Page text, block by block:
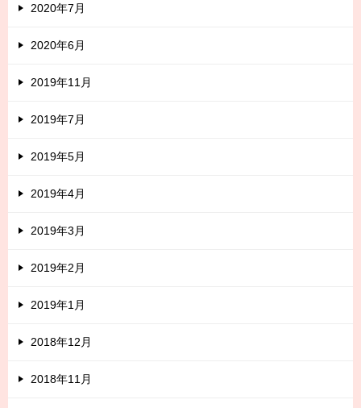
2020年7月
2020年6月
2019年11月
2019年7月
2019年5月
2019年4月
2019年3月
2019年2月
2019年1月
2018年12月
2018年11月